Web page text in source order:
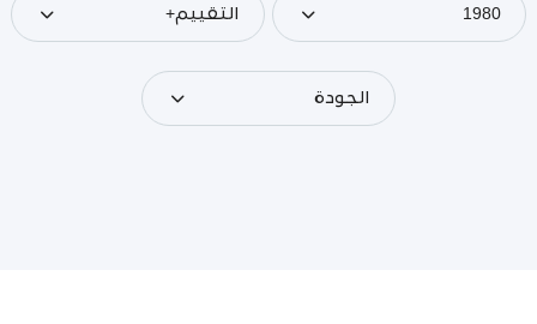
1980 التقييم+
الجودة